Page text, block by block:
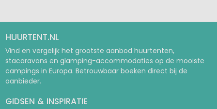
HUURTENT.NL
Vind en vergelijk het grootste aanbod huurtenten,
stacaravans en glamping-accommodaties op de mooiste
campings in Europa. Betrouwbaar boeken direct bij de
aanbieder.
GIDSEN & INSPIRATIE